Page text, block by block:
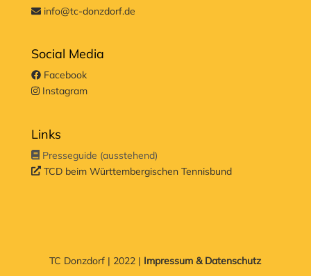
info@tc-donzdorf.de
Social Media
Facebook
Instagram
Links
Presseguide (ausstehend)
TCD beim Württembergischen Tennisbund
TC Donzdorf | 2022 | Impressum & Datenschutz